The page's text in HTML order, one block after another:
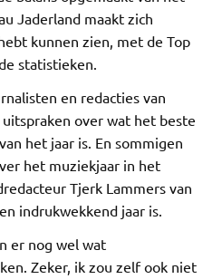
Jaderland maakt zich
kunnen zien, met de Top
statistieken.
en redacties van
over wat het beste
het jaar is. En sommigen
het muziekjaar in het
Tjerk Lammers van
indrukwekkend jaar is.
er nog wel wat
Zeker, ik zou zelf ook niet